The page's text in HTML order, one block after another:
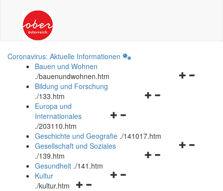
Coronavirus: Aktuelle Informationen
Bauen und Wohnen
./bauenundwohnen.htm
Navigationsmenü
Bildung und Forschung
./133.htm
Navigationsmenü
und
schließen
Europa und
Internationales
./203110.htm
Geschichte und Geografie ./141017.htm
Navigationsmenü
Gesellschaft und Soziales
./139.htm
Navigationsmenü
Gesundheit ./141.htm
Navigationsmenü
Kultur
./kultur.htm